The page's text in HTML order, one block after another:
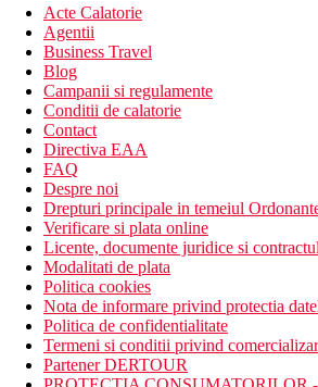
Descrierea plajei
plaja privata, nisipoasa
bar pe plaja
prosoape de baie contra cost
Activitati sportive
sala de fitness
volei
darts
Restaurant
Restaurantul principal serveste
Bar
Categoria oficiala
4 stele
Acte Calatorie
Agentii
Business Travel
Blog
Campanii si regulamente
Conditii de calatorie
Contact
Directiva EAA
FAQ
Despre noi
Drepturi principale in temeiul
Verificare si plata online
Licente, documente juridice si
Modalitati de plata
Politica cookies
Nota de informare privind protectia
Politica de confidentialitate
Termeni si conditii privind
Partener DERTOUR